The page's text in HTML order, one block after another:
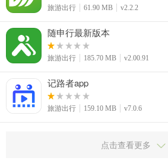
旅游出行 61.90 MB v2.2.2
随申行最新版本
旅游出行 185.70 MB v2.00.91
记路者app
旅游出行 159.10 MB v7.0.6
点击查看更多